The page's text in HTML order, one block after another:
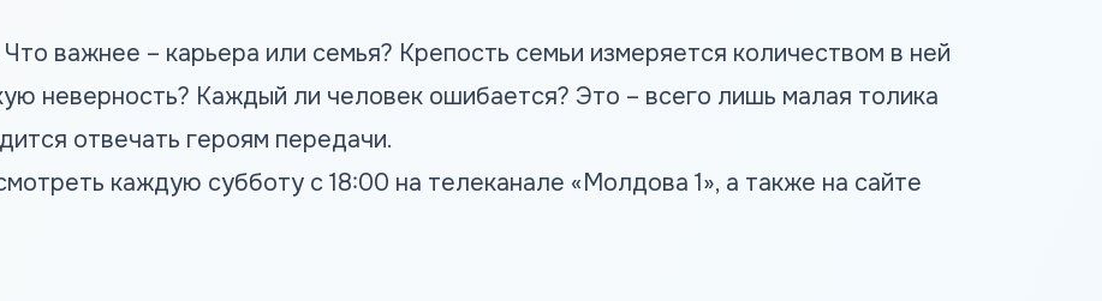
важнее – карьера или семья? Крепость семьи измеряется количеством в ней
неверность? Каждый ли человек ошибается? Это – всего лишь малая толика
отвечать героям передачи.
каждую субботу с 18:00 на телеканале «Молдова 1», а также на сайте